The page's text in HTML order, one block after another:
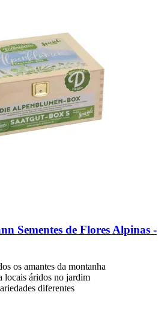
Sementes de Flores Alpinas -​
os amantes da montanha
locais áridos no jardim
diferentes